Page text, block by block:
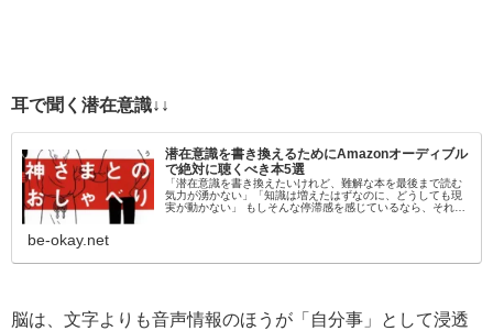
耳で聞く潜在意識↓↓
潜在意識を書き換えるためにAmazonオーディブル
で絶対に聴くべき本5選
「潜在意識を書き換えたいけれど、難解な本を最後まで読む
気力が湧かない」「知識は増えたはずなのに、どうしても現
実が動かない」 もしそんな停滞感を感じているなら、それは
be-okay.net
脳は、文字よりも音声情報のほうが「自分事」として浸透